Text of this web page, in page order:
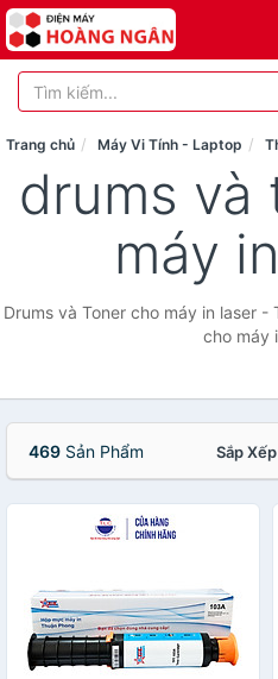
Trang chủ Máy Vi Tính - Laptop
drums và
máy
Drums và Toner cho máy in laser -
cho máy
469 Sản Phẩm Sắp